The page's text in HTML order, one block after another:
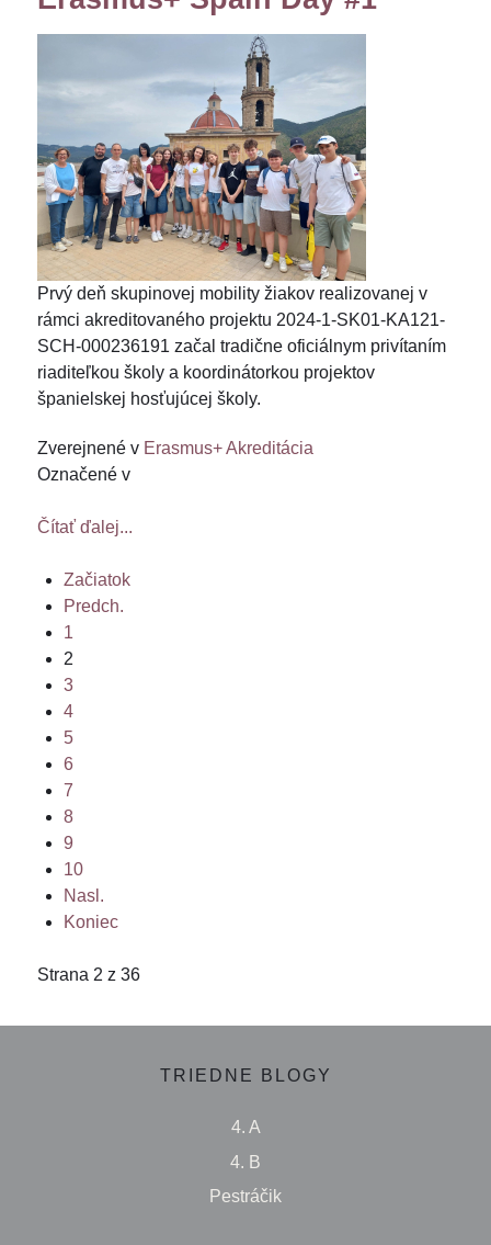
Prvý deň skupinovej mobility žiakov realizovanej v
rámci akreditovaného projektu 2024-1-SK01-KA121-
SCH-000236191 začal tradične oficiálnym privítaním
riaditeľkou školy a koordinátorkou projektov
španielskej hosťujúcej školy.
Zverejnené v Erasmus+ Akreditácia
Označené v
Čítať ďalej...
Začiatok
Predch.
1
2
3
4
5
6
7
8
9
10
Nasl.
Koniec
Strana 2 z 36
TRIEDNE BLOGY
4. A
4. B
Pestráčik